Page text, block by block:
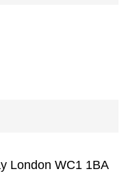
London WC1 1BA